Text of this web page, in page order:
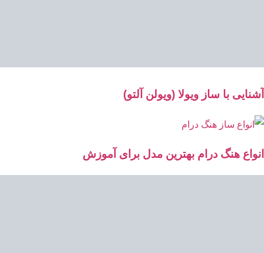
آشنایی با ساز ویولا (ویولن آلتو)
انواع هنگ درام بهترین مدل برای آموزش